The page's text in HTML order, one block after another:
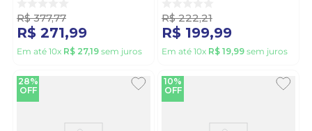
R$ 377,77
R$ 271,99
Em até 10x R$ 27,19 sem juros
R$ 222,21
R$ 199,99
Em até 10x R$ 19,99 sem juros
28%
OFF
10%
OFF